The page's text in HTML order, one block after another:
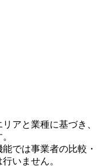
アと業種に基づき、
では事業者の比較・
いません。